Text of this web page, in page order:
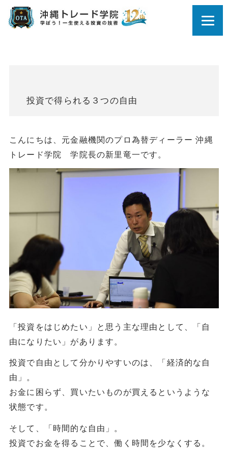
投資で得られる３つの自由
こんにちは、元金融機関のプロ為替ディーラー 沖縄
トレード学院 学院長の新里竜一です。
「投資をはじめたい」と思う主な理由として、「自
由になりたい」があります。
投資で自由として分かりやすいのは、「経済的な自
由」。
お金に困らず、買いたいものが買えるというような
状態です。
そして、「時間的な自由」。
投資でお金を得ることで、働く時間を少なくする。